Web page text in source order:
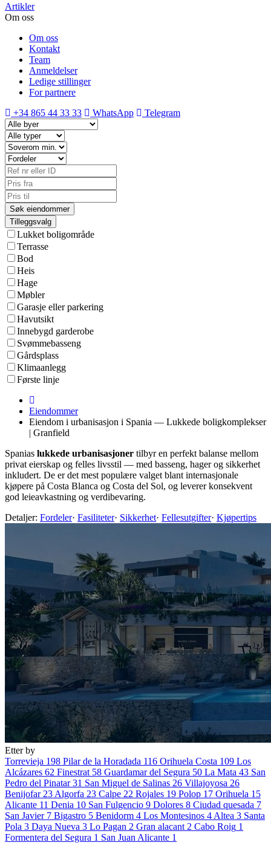
Artikler
Om oss
Om oss
Kontakt
Team
Anmeldelser
Ledige stillinger
For partnere
+34 865 44 33 33
WhatsApp Telegram
Tilleggsvalg
Lukket boligområde
Terrasse
Bod
Heis
Hage
Møbler
Garasje eller parkering
Havutsikt
Innebygd garderobe
Svømmebasseng
Gårdsplass
Klimaanlegg
Første linje
Eiendommer
Eiendom i urbanisasjon i Spania — Lukkede boligkomplekser
| Granfield
Spanias lukkede urbanisasjoner tilbyr en perfekt balanse mellom
privat eierskap og felles livsstil — med basseng, hager og sikkerhet
inkludert. De er det mest populære valget blant internasjonale
kjøpere på Costa Blanca og Costa del Sol, og leverer konsekvent
god leieavkastning og verdibevaring.
Detaljer: Fordeler· Fasiliteter· Sikkerhet· Fellesutgifter· Kjøpertips
Etter by
Torrevieja 198 Pilar de la Horadada 116 Orihuela Costa 109 Los
Alcázares 62 Finestrat 58 Guardamar del Segura 50 La Mata 43 San
Pedro del Pinatar 31 San Miguel de Salinas 26 Villajoyosa 26
Benijofar 23 Algorfa 23 Calpe 22 Rojales 19 Polop 17 Orihuela 15
Alicante 11 Denia 10 San Fulgencio 9 Dolores 8 Ciudad quesada 7
San Javier 7 Bigastro 5 Benidorm 4 Los Montesinos 4 Altea 3 Santa
Pola 3 Daya Nueva 3 Lo Pagan 2 Gran alacant 2 Cabo Roig 1
Formentera del Segura 1 San Juan Alicante 1